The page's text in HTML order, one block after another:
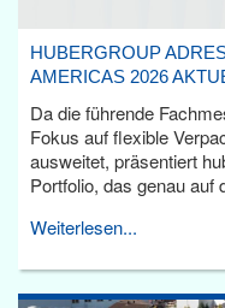
HUBERGROUP
AMERICAS 2026
Da die führende
Fokus auf flexible
ausweitet, präsentiert
Portfolio, das genau auf
Weiterlesen...